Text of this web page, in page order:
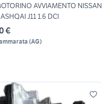
AVVIAMENTO NISSAN
J11 1.6 DCI
€
(AG)